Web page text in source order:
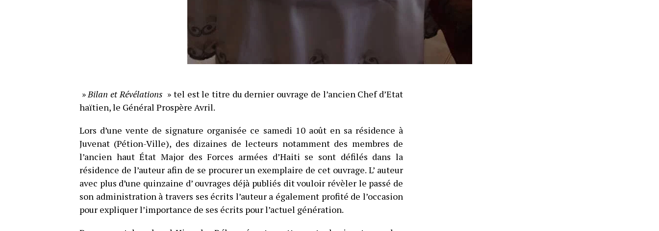
»Bilan et Révélations » tel est le titre du dernier ouvrage de l’ancien Chef d’Etat
haïtien, le Général Prospère Avril.
Lors d’une vente de signature organisée ce samedi 10 août en sa résidence à
Juvenat (Pétion-Ville), des dizaines de lecteurs notamment des membres de
l’ancien haut État Major des Forces armées d’Haiti se sont défilés dans la
résidence de l’auteur afin de se procurer un exemplaire de cet ouvrage. L’ auteur
avec plus d’une quinzaine d’ ouvrages déjà publiés dit vouloir révèler le passé de
son administration à travers ses écrits l’auteur a également profité de l’occasion
pour expliquer l’importance de ses écrits pour l’actuel génération.